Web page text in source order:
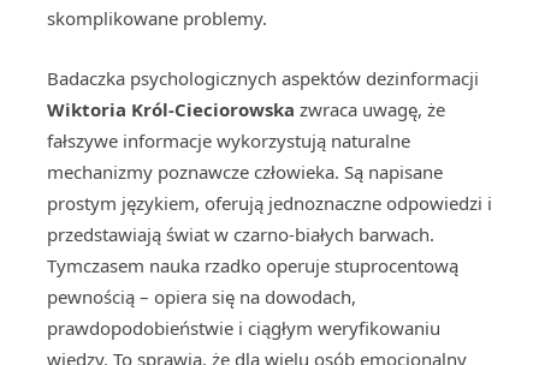
skomplikowane problemy.
Badaczka psychologicznych aspektów dezinformacji
Wiktoria Król-Cieciorowska zwraca uwagę, że
fałszywe informacje wykorzystują naturalne
mechanizmy poznawcze człowieka. Są napisane
prostym językiem, oferują jednoznaczne odpowiedzi i
przedstawiają świat w czarno-białych barwach.
Tymczasem nauka rzadko operuje stuprocentową
pewnością – opiera się na dowodach,
prawdopodobieństwie i ciągłym weryfikowaniu
wiedzy. To sprawia, że dla wielu osób emocjonalny